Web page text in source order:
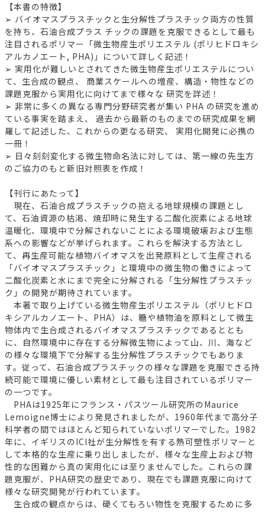
【本書の特徴】
➢ バイオマスプラスチックと生分解性プラスチック両方の性質
を持ち、石油合成プラス チックの課題を克服できるとして最も
注目されるポリマー「微生物産生ポリエステル (ポリヒドロキシ
アルカノエート, PHA)」について詳しく記述！
➢ 実用化が難しいとされてきた微生物産生ポリエステルについ
て、生合成の観点、 商業スケールへの増産、構造・物性などの
課題克服から実用化に向けてまで様々な 研究を詳述！
➢ 非常に多くの異なる専門分野研究者が集い PHA の研究を進め
ている事実を踏まえ、 過去から最新のものまでの研究成果を網
羅して記述した、これからの更なる研究、 実用化開発に必携の
一冊！
➢ 日々刻刻変化する微生物命名法に対しては、第一線の先生方
のご協力のもと新旧対照表を作成！
【刊行にあたって】
現在、石油合成プラスチックの抱える地球規模の課題とし
て、石油資源の枯渇、焼却時に発生する二酸化炭素による地球
温暖化、環境中で分解されないことによる環境破壊および生態
系への影響などが挙げられます。これらを解決する方法とし
て、再生産可能な植物バイオマスを出発原料として生産される
「バイオマスプラスチック」と環境中の微生物の働きによって
二酸化炭素と水にまで完全に分解される「生分解性プラスチッ
ク」の開発が期待されています。
本著で取り上げている微生物産生ポリエステル（ポリヒドロ
キシアルカノエート、PHA）は、糖や植物油を原料として微生
物体内で生合成されるバイオマスプラスチックであるととも
に、自然環境中に存在する分解微生物によって山、川、海など
の様々な環境下で分解する生分解性プラスチックでもありま
す。従って、石油合成プラスチックの様々な課題を克服できる持
続可能で環境に優しい素材として最も注目されているポリマー
の一つです。
PHAは1925年にフランス・パスツール研究所のMaurice
Lemoigne博士により発見されましたが、1960年代まで高分子
科学者の間ではほとんど知られていないポリマーでした。1982
年に、イギリスのICI社が生分解性を有する熱可塑性ポリマーと
して本格的な生産に乗り出しましたが、様々な生産上および物
性的な困難から真の実用化には至りませんでした。これらの課
題克服が、PHA研究の歴史であり、現在でも課題克服に向けて
様々な研究開発が行われています。
生合成の観点からは、硬くてもろい物性を克服するために多